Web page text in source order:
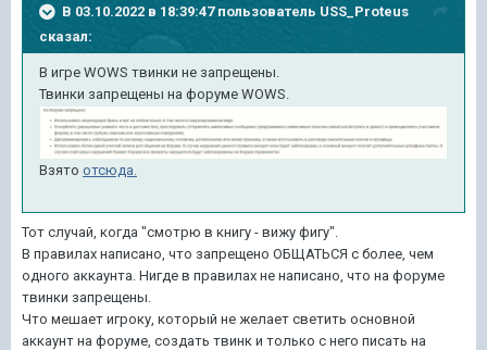
В 03.10.2022 в 18:39:47 пользователь USS_Proteus
сказал:
В игре WOWS твинки не запрещены.
Твинки запрещены на форуме WOWS.
Взято отсюда.
Тот случай, когда "смотрю в книгу - вижу фигу".
В правилах написано, что запрещено ОБЩАТЬСЯ с более, чем
одного аккаунта. Нигде в правилах не написано, что на форуме
твинки запрещены.
Что мешает игроку, который не желает светить основной
аккаунт на форуме, создать твинк и только с него писать на